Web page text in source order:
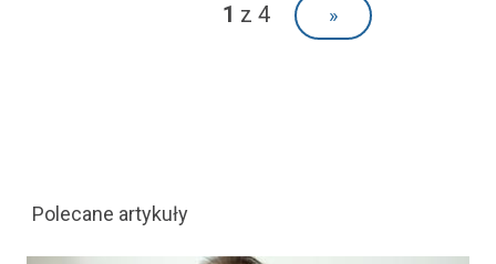
1 z 4 »
Polecane artykuły